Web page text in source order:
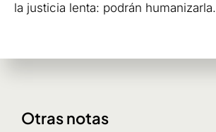
la justicia lenta: podrán humanizarla.
Otras notas